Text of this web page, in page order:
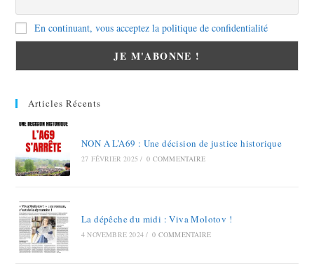
En continuant, vous acceptez la politique de confidentialité
Articles Récents
NON A L’A69 : Une décision de justice historique
27 FÉVRIER 2025 / 0 COMMENTAIRE
La dépêche du midi : Viva Molotov !
4 NOVEMBRE 2024 / 0 COMMENTAIRE